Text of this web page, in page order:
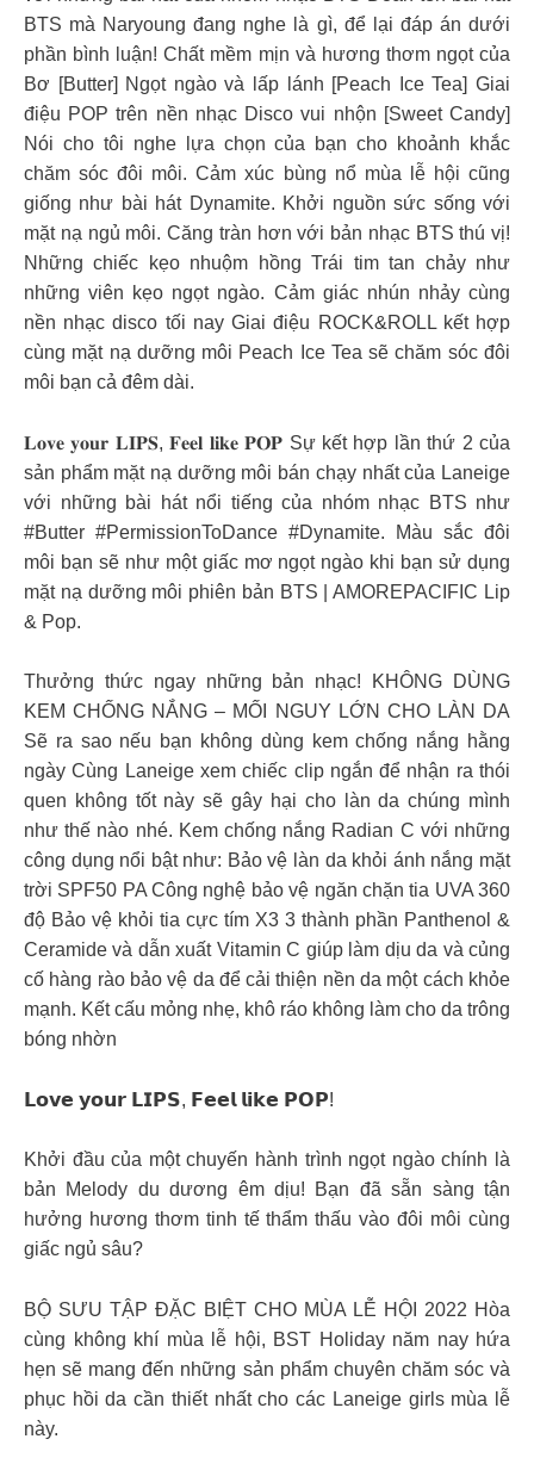
BTS mà Naryoung đang nghe là gì, để lại đáp án dưới
phần bình luận! Chất mềm mịn và hương thơm ngọt của
Bơ [Butter] Ngọt ngào và lấp lánh [Peach Ice Tea] Giai
điệu POP trên nền nhạc Disco vui nhộn [Sweet Candy]
Nói cho tôi nghe lựa chọn của bạn cho khoảnh khắc
chăm sóc đôi môi. Cảm xúc bùng nổ mùa lễ hội cũng
giống như bài hát Dynamite. Khởi nguồn sức sống với
mặt nạ ngủ môi. Căng tràn hơn với bản nhạc BTS thú vị!
Những chiếc kẹo nhuộm hồng Trái tim tan chảy như
những viên kẹo ngọt ngào. Cảm giác nhún nhảy cùng
nền nhạc disco tối nay Giai điệu ROCK&ROLL kết hợp
cùng mặt nạ dưỡng môi Peach Ice Tea sẽ chăm sóc đôi
môi bạn cả đêm dài.
𝐋𝐨𝐯𝐞 𝐲𝐨𝐮𝐫 𝐋𝐈𝐏𝐒, 𝐅𝐞𝐞𝐥 𝐥𝐢𝐤𝐞 𝐏𝐎𝐏 Sự kết hợp lần thứ 2 của
sản phẩm mặt nạ dưỡng môi bán chạy nhất của Laneige
với những bài hát nổi tiếng của nhóm nhạc BTS như
#Butter #PermissionToDance #Dynamite. Màu sắc đôi
môi bạn sẽ như một giấc mơ ngọt ngào khi bạn sử dụng
mặt nạ dưỡng môi phiên bản BTS | AMOREPACIFIC Lip
& Pop.
Thưởng thức ngay những bản nhạc! KHÔNG DÙNG
KEM CHỐNG NẮNG – MỐI NGUY LỚN CHO LÀN DA
Sẽ ra sao nếu bạn không dùng kem chống nắng hằng
ngày Cùng Laneige xem chiếc clip ngắn để nhận ra thói
quen không tốt này sẽ gây hại cho làn da chúng mình
như thế nào nhé. Kem chống nắng Radian C với những
công dụng nổi bật như: Bảo vệ làn da khỏi ánh nắng mặt
trời SPF50 PA Công nghệ bảo vệ ngăn chặn tia UVA 360
độ Bảo vệ khỏi tia cực tím X3 3 thành phần Panthenol &
Ceramide và dẫn xuất Vitamin C giúp làm dịu da và củng
cố hàng rào bảo vệ da để cải thiện nền da một cách khỏe
mạnh. Kết cấu mỏng nhẹ, khô ráo không làm cho da trông
bóng nhờn
𝗟𝗼𝘃𝗲 𝘆𝗼𝘂𝗿 𝗟𝗜𝗣𝗦, 𝗙𝗲𝗲𝗹 𝗹𝗶𝗸𝗲 𝗣𝗢𝗣!
Khởi đầu của một chuyến hành trình ngọt ngào chính là
bản Melody du dương êm dịu! Bạn đã sẵn sàng tận
hưởng hương thơm tinh tế thẩm thấu vào đôi môi cùng
giấc ngủ sâu?
BỘ SƯU TẬP ĐẶC BIỆT CHO MÙA LỄ HỘI 2022 Hòa
cùng không khí mùa lễ hội, BST Holiday năm nay hứa
hẹn sẽ mang đến những sản phẩm chuyên chăm sóc và
phục hồi da cần thiết nhất cho các Laneige girls mùa lễ
này.